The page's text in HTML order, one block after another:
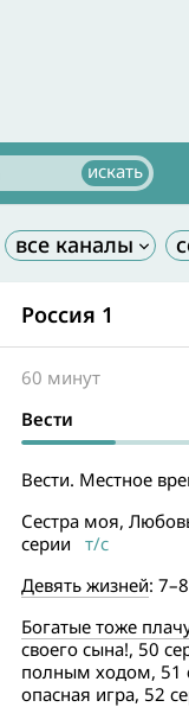
Россия 1
60 минут
Вести
Вести. Местное
Сестра моя,
серии т/с
Девять жизней:
Богатые тоже
своего сына!, 50
полным ходом, 51
опасная игра, 52